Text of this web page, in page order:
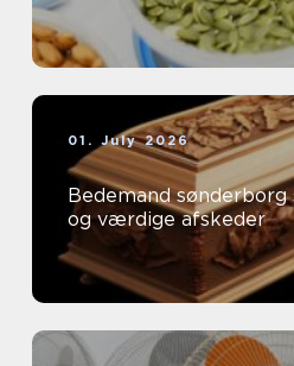
01. July 2026
Bedemand sønderborg støtte, overblik
og værdige afskeder